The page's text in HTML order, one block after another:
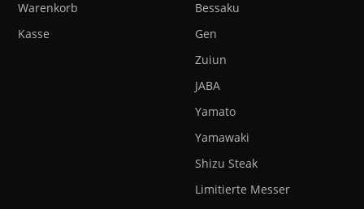
Warenkorb
Kasse
Bessaku
Gen
Zuiun
JABA
Yamato
Yamawaki
Shizu Steak
Limitierte Messer